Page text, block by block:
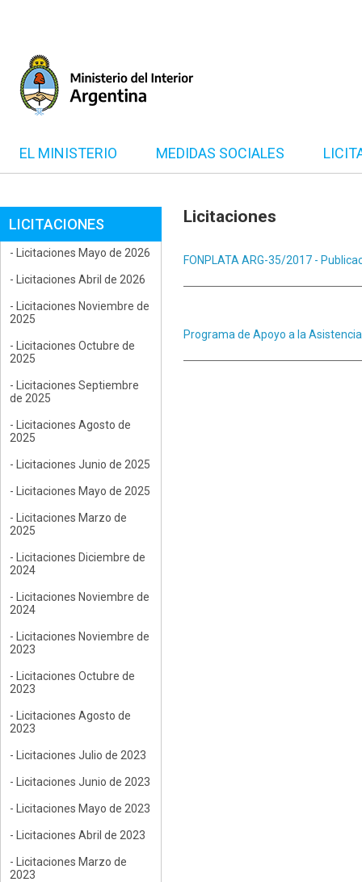
EL MINISTERIO MEDIDAS SOCIALES
LICITACIONES
- Licitaciones Mayo de 2026
- Licitaciones Abril de 2026
- Licitaciones Noviembre de
2025
- Licitaciones Octubre de
2025
- Licitaciones Septiembre
de 2025
- Licitaciones Agosto de
2025
- Licitaciones Junio de 2025
- Licitaciones Mayo de 2025
- Licitaciones Marzo de
2025
- Licitaciones Diciembre de
2024
- Licitaciones Noviembre de
2024
- Licitaciones Noviembre de
2023
- Licitaciones Octubre de
2023
- Licitaciones Agosto de
2023
- Licitaciones Julio de 2023
- Licitaciones Junio de 2023
- Licitaciones Mayo de 2023
- Licitaciones Abril de 2023
- Licitaciones Marzo de
2023
Licitaciones
FONPLATA ARG-35/2017 -
Programa de Apoyo a la